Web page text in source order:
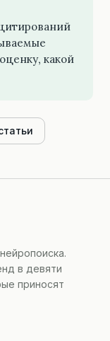
какой
в девяти
приносят